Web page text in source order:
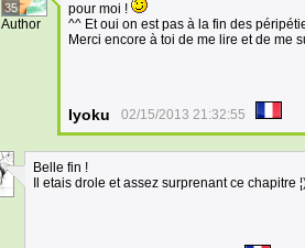
35
Author
pour moi !
^^ Et oui on est pas à la fin des
Merci encore à toi de me lire et de me
Iyoku 02/15/2013 21:32:55
Belle fin !
Il etais drole et assez surprenant ce chapitre